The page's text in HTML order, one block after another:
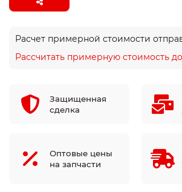
Расчет примерной стоимости
Рассчитать примерную стоимость
Защищенная
сделка
Оптовые цены
на запчасти